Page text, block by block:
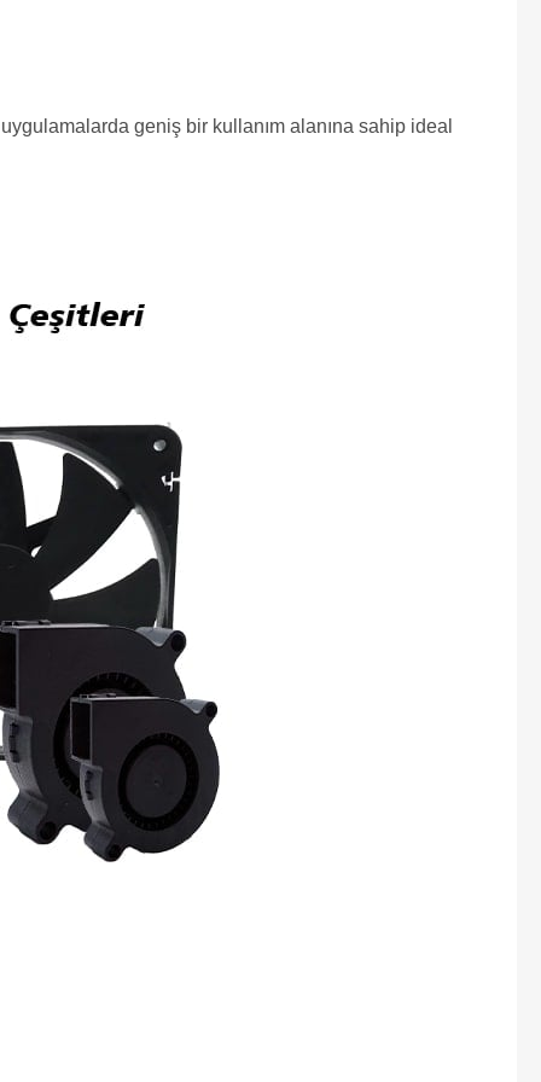
geniş bir kullanım alanına sahip ideal